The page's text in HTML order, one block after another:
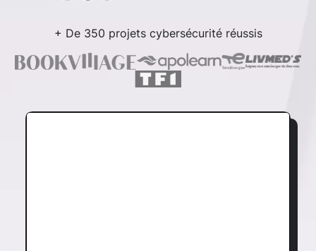
+ De 350 projets cybersécurité réussis